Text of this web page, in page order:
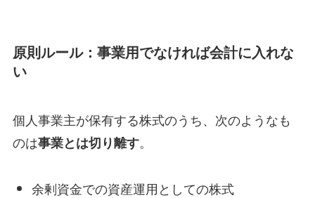
原則ルール：事業用でなければ会計に入れな
い
個人事業主が保有する株式のうち、次のようなも
のは事業とは切り離す。
余剰資金での資産運用としての株式